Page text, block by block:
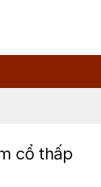
cổ thấp